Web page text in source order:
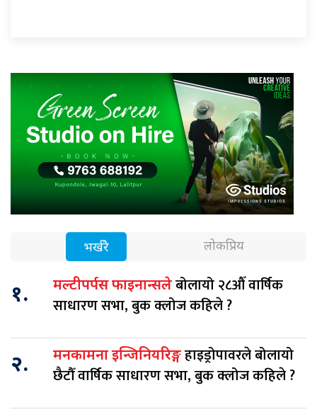
भर्खरै लोकप्रिय
१. मल्टीपर्पस फाइनान्सलेबोलायो २८औँ वार्षिक
साधारण सभा, बुक क्लोज कहिले ?
२. मनकामना इन्जिनियरिङ्गहाइड्रोपावरले बोलायो
छैटौँ वार्षिक साधारण सभा, बुक क्लोज कहिले ?